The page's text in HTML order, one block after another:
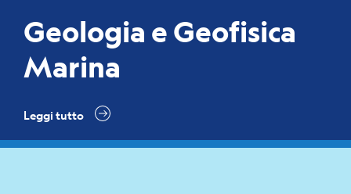
Geologia e Geofisica
Marina
Leggi tutto